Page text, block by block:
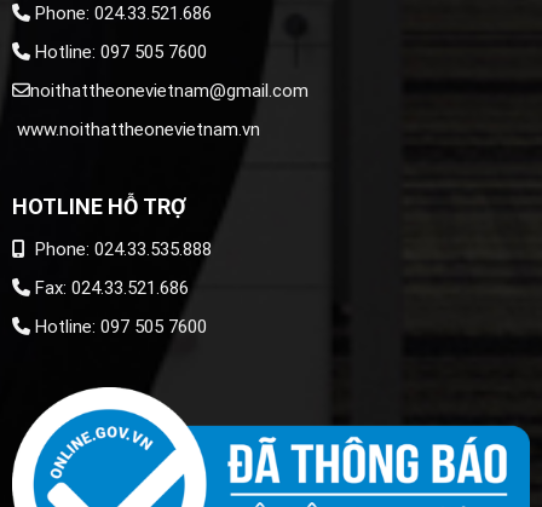
Phone: 024.33.521.686
Hotline: 097 505 7600
noithattheonevietnam@gmail.com
www.noithattheonevietnam.vn
HOTLINE HỖ TRỢ
Phone: 024.33.535.888
Fax: 024.33.521.686
Hotline: 097 505 7600